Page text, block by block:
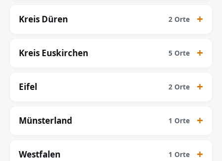
Kreis Düren 2 Orte
Kreis Euskirchen 5 Orte
Eifel 2 Orte
Münsterland 1 Orte
Westfalen 1 Orte